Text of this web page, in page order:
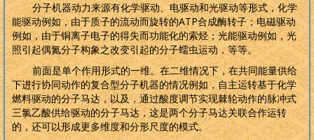
分子机器动力来源有化学驱动、电驱动和光驱动等形式，化学
能驱动例如，由于质子的流动而旋转的ATP合成酶转子；电磁驱动
例如，由于铜离子电子的得失而功能化的索烃；光能驱动例如，光
照引起偶氮分子构象之改变引起的分子蠕虫运动，等等。
前面是单个作用形式的一维。在二维情况下，在共同能量供给
下进行协同动作的复合型分子机器的情况例如，自主运转基于化学
燃料驱动的分子马达，以及，通过酸度调节实现棘轮动作的脉冲式
三氯乙酸供给驱动的分子马达，这是两个分子马达关联合作运转
的，还可以形成更多维度和分形尺度的模式。